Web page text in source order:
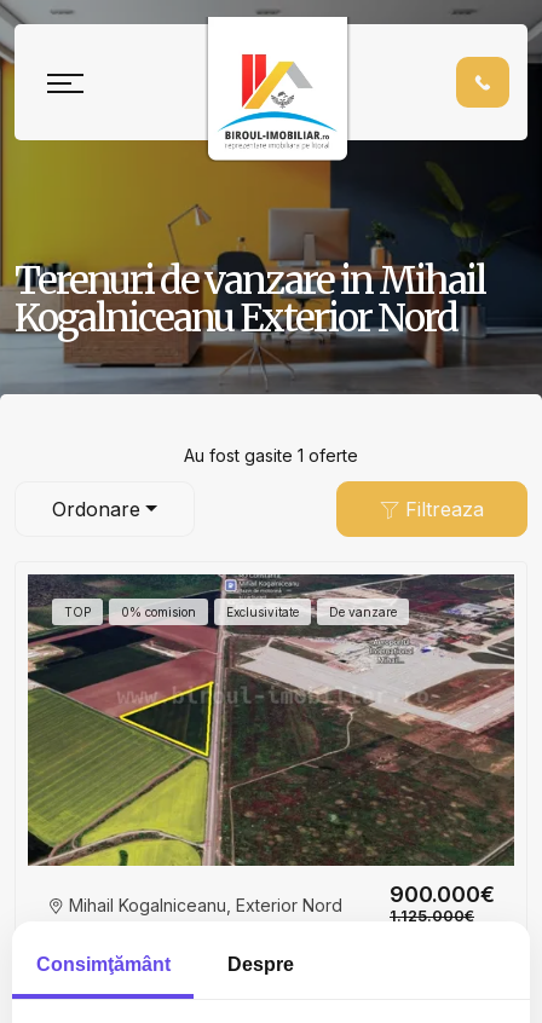
Terenuri de vanzare in Mihail
Kogalniceanu Exterior Nord
Au fost gasite 1 oferte
Ordonare Filtreaza
TOP 0% comision Exclusivitate De vanzare
de Aeroportul MK
Mihail Kogalniceanu, Exterior Nord 900.000€
1.125.000€
Consimţământ Despre